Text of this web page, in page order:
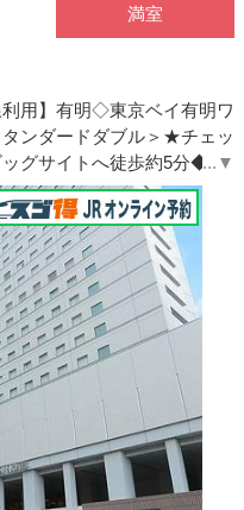
満室
用】有明◇東京ベイ有明ワ
ンダードダブル＞★チェッ
グサイトへ徒歩約5分◆Ｔ